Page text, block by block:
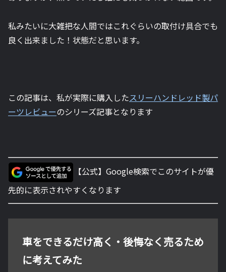
私みたいに大雑把な人間ではこれぐらいの取付け具合でも
良く出来ました！状態だと思います。
この記事は、私が実際に購入したスリーハンドレッド製パ
ーツレビューのシリーズ記事となります
【公式】Google検索でこのサイトが優
先的に表示されやすくなります
車をできるだけ高く・後悔なく売るため
に考えてみた